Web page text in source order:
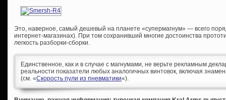
Это, наверное, самый дешевый на планете «супермагнум» — всего
интернет-магазинах). При том сохранивший многие достоинства
легкость разборки-сборки.
Единственное, как и в случае с магнумами, не верьте рекламным
реальности показатели любых аналогичных винтовок, включая
(см. «Скорость пули из пневматики«).